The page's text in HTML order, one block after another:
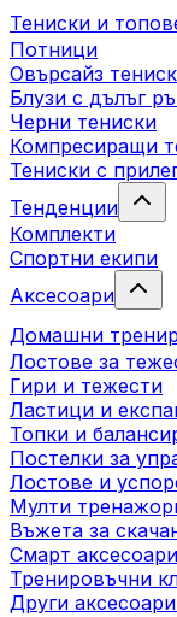
Тениски и
Потници
Овърсайз
Блузи с дълъг
Черни тениски
Компресиращи
Тениски с
Тенденции
Комплекти
Спортни екипи
Аксесоари
Домашни
Лостове за
Гири и тежести
Ластици и
Топки и
Постелки за
Лостове и
Мулти
Въжета за
Смарт аксесоари
Тренировъчни
Други